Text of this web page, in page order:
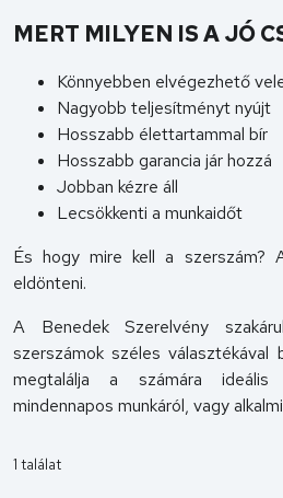
MERT MILYEN IS A JÓ
Könnyebben elvégezhető
Nagyobb teljesítményt nyújt
Hosszabb élettartammal bír
Hosszabb garancia jár hozzá
Jobban kézre áll
Lecsökkenti a munkaidőt
És hogy mire kell a szerszám?
eldönteni.
A Benedek Szerelvény
szerszámok széles választékával
megtalálja a számára
mindennapos munkáról, vagy
1 találat